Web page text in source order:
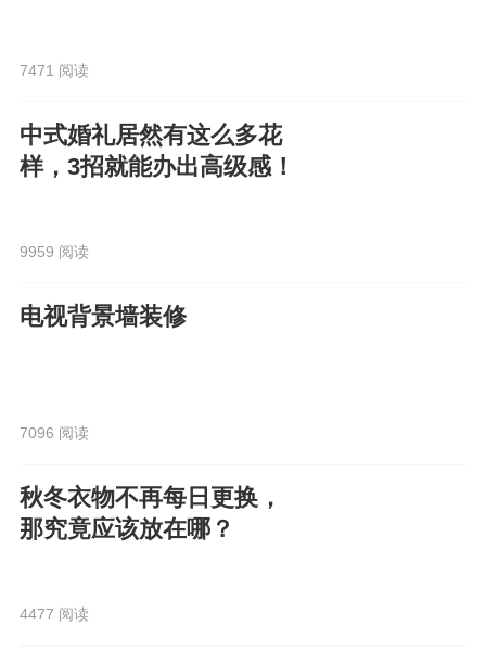
7471 阅读
中式婚礼居然有这么多花
样，3招就能办出高级感！
9959 阅读
电视背景墙装修
7096 阅读
秋冬衣物不再每日更换，
那究竟应该放在哪？
4477 阅读